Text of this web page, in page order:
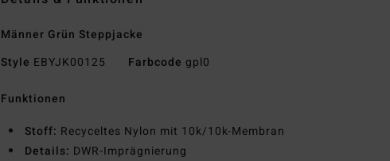
Männer Grün Steppjacke
Style EBYJK00125 Farbcode gpl0
Funktionen
Stoff: Recyceltes Nylon mit 10k/10k-Membran
Details: DWR-Imprägnierung